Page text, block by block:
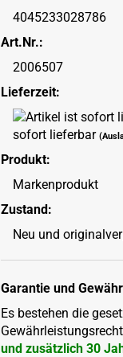
Zippo Aries
wenn in Ecke
4045233028786
Art.Nr.:
2006507
Lieferzeit:
sofort lieferbar
Produkt:
Markenprodukt
Zustand:
Neu und
Garantie und
Es bestehen die
und zusätzlich 30